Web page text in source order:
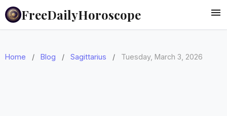
FreeDailyHoroscope
Home / Blog / Sagittarius / Tuesday, March 3, 2026